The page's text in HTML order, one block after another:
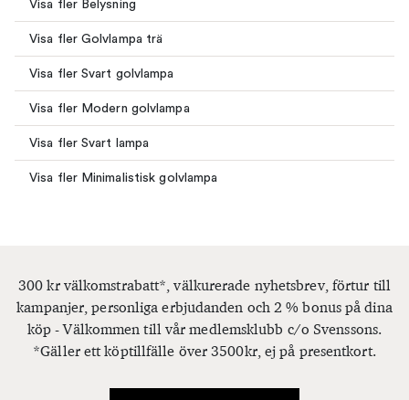
Visa fler Belysning
Visa fler Golvlampa trä
Visa fler Svart golvlampa
Visa fler Modern golvlampa
Visa fler Svart lampa
Visa fler Minimalistisk golvlampa
300 kr välkomstrabatt*, välkurerade nyhetsbrev, förtur till
kampanjer, personliga erbjudanden och 2 % bonus på dina
köp - Välkommen till vår medlemsklubb c/o Svenssons.
*Gäller ett köptillfälle över 3500kr, ej på presentkort.